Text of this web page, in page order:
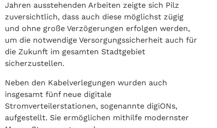
Jahren ausstehenden Arbeiten zeigte sich Pilz
zuversichtlich, dass auch diese möglichst zügig
und ohne große Verzögerungen erfolgen werden,
um die notwendige Versorgungssicherheit auch für
die Zukunft im gesamten Stadtgebiet
sicherzustellen.
Neben den Kabelverlegungen wurden auch
insgesamt fünf neue digitale
Stromverteilerstationen, sogenannte digiONs,
aufgestellt. Sie ermöglichen mithilfe modernster